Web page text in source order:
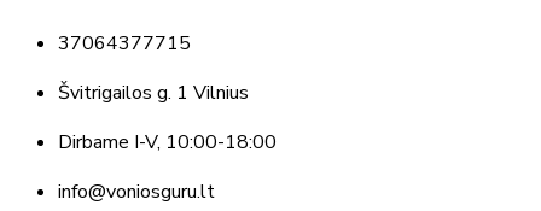
37064377715
Švitrigailos g. 1 Vilnius
Dirbame I-V, 10:00-18:00
info@voniosguru.lt